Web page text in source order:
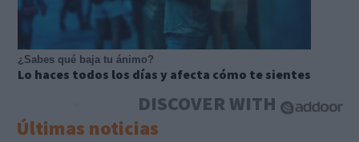
¿Sabes qué baja tu ánimo?
Lo haces todos los días y afecta cómo te sientes
DISCOVER WITH
Últimas noticias